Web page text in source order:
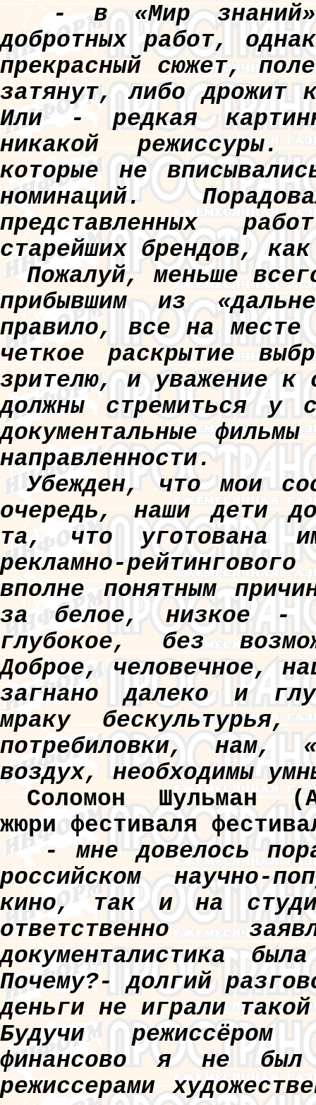
- в «Мир знаний»
добротных работ,
прекрасный сюжет,
затянут, либо дрожит
Или - редкая
никакой режиссуры.
которые не
номинаций.
представленных
старейших брендов,
Пожалуй, меньше
прибывшим из
правило, все на
четкое раскрытие
зрителю, и уважение
должны стремиться у
документальные
направленности.
Убежден, что мои
очередь, наши дети
та, что уготована
рекламно-
вполне понятным
за белое, низкое -
глубокое, без
Доброе, человечное,
загнано далеко и
мраку бескультурья,
потребиловки, нам,
воздух, необходимы
Соломон Шульман
жюри фестиваля
- мне довелось
российском научно-
кино, так и на
ответственно
документалистика
Почему?- долгий
деньги не играли
Будучи режиссёром
финансово я не
режиссерами